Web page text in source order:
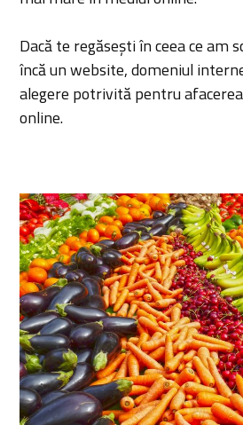
Dacă te regăsești în ceea ce am
încă un website, domeniul
alegere potrivită pentru
online.